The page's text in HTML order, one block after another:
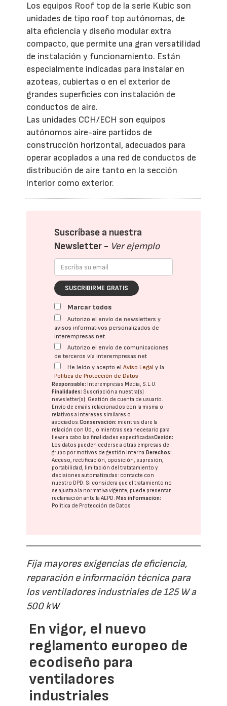
Los equipos Roof top de la serie Kubic son
unidades de tipo roof top autónomas, de
alta eficiencia y diseño modular extra
compacto, que permite una gran versatilidad
de instalación y funcionamiento. Están
especialmente indicadas para instalar en
azoteas, cubiertas o en el exterior de
grandes superficies con instalación de
conductos de aire.
Las unidades CCH/ECH son equipos
autónomos aire-aire partidos de
construcción horizontal, adecuados para
operar acoplados a una red de conductos de
distribución de aire tanto en la sección
interior como exterior.
Suscríbase a nuestra
Newsletter - Ver ejemplo
SUSCRIBIRME GRATIS
Marcar todos
Autorizo el envío de newsletters y
avisos informativos personalizados de
interempresas.net
Autorizo el envío de comunicaciones
de terceros vía interempresas.net
He leído y acepto elAviso Legal y la
Política de Protección de Datos
Responsable: Interempresas Media, S.L.U.
Finalidades: Suscripción a nuestra(s)
newsletter(s). Gestión de cuenta de usuario.
Envío de emails relacionados con la misma o
relativos a intereses similares o
asociados.Conservación: mientras dure la
relación con Ud., o mientras sea necesario para
llevar a cabo las finalidades especificadasCesión:
Los datos pueden cederse a otras empresas del
grupo por motivos de gestión interna. Derechos:
Acceso, rectificación, oposición, supresión,
portabilidad, limitación del tratatamiento y
decisiones automatizadas: contacte con
nuestro DPD. Si considera que el tratamiento no
se ajusta a la normativa vigente, puede presentar
reclamación ante laAEPD. Más información:
Política de Protección de Datos
Fija mayores exigencias de eficiencia,
reparación e información técnica para
los ventiladores industriales de 125 W a
500 kW
En vigor, el nuevo
reglamento europeo de
ecodiseño para
ventiladores
industriales